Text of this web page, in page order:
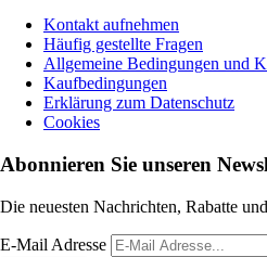
Kontakt aufnehmen
Häufig gestellte Fragen
Allgemeine Bedingungen und
Kaufbedingungen
Erklärung zum Datenschutz
Cookies
Abonnieren Sie unseren
Die neuesten Nachrichten, Rabatte
E-Mail Adresse